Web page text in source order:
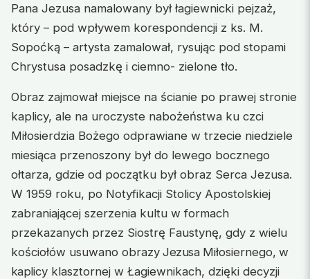
Pana Jezusa namalowany był łagiewnicki pejzaż,
który – pod wpływem korespondencji z ks. M.
Sopoćką – artysta zamalował, rysując pod stopami
Chrystusa posadzkę i ciemno- zielone tło.
Obraz zajmował miejsce na ścianie po prawej stronie
kaplicy, ale na uroczyste nabożeństwa ku czci
Miłosierdzia Bożego odprawiane w trzecie niedziele
miesiąca przenoszony był do lewego bocznego
ołtarza, gdzie od początku był obraz Serca Jezusa.
W 1959 roku, po Notyfikacji Stolicy Apostolskiej
zabraniającej szerzenia kultu w formach
przekazanych przez Siostrę Faustynę, gdy z wielu
kościołów usuwano obrazy Jezusa Miłosiernego, w
kaplicy klasztornej w Łagiewnikach, dzięki decyzji